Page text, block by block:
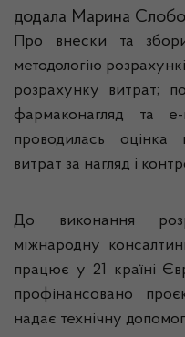
додала Марина
Про внески та
методологію
розрахунку витрат;
фармаконагляд та
проводилась оцінка
витрат за нагляд і
До виконання
міжнародну
працює у 21 країні
профінансовано
надає технічну